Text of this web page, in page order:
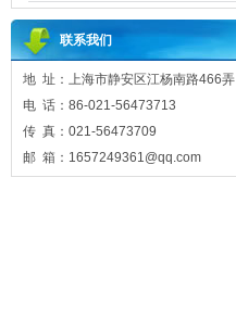
联系我们
地 址：上海市静安区江杨南路466弄
电 话：86-021-56473713
传 真：021-56473709
邮 箱：1657249361@qq.com